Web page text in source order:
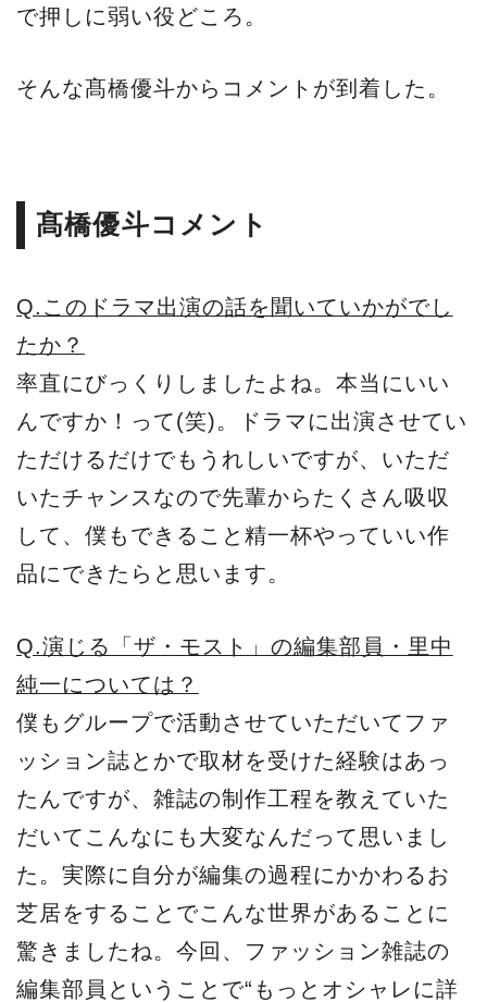
で押しに弱い役どころ。
そんな髙橋優斗からコメントが到着した。
髙橋優斗コメント
Q.このドラマ出演の話を聞いていかがでし
たか？
率直にびっくりしましたよね。本当にいい
んですか！って(笑)。ドラマに出演させてい
ただけるだけでもうれしいですが、いただ
いたチャンスなので先輩からたくさん吸収
して、僕もできること精一杯やっていい作
品にできたらと思います。
Q.演じる「ザ・モスト」の編集部員・里中
純一については？
僕もグループで活動させていただいてファ
ッション誌とかで取材を受けた経験はあっ
たんですが、雑誌の制作工程を教えていた
だいてこんなにも大変なんだって思いまし
た。実際に自分が編集の過程にかかわるお
芝居をすることでこんな世界があることに
驚きましたね。今回、ファッション雑誌の
編集部員ということで“もっとオシャレに詳